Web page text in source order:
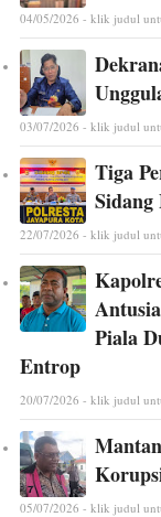
04/05/2026 - klik judul
03/07/2026 - klik judul
Tiga
Sidang
22/07/2026 - klik judul
Piala
Entrop
20/07/2026 - klik judul
05/07/2026 - klik judul